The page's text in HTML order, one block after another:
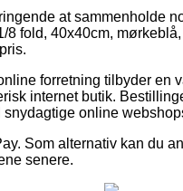
at sammenholde
8 fold, 40x40cm,
forretning tilbyder en
internet butik.
online
Som alternativ kan du
senere.